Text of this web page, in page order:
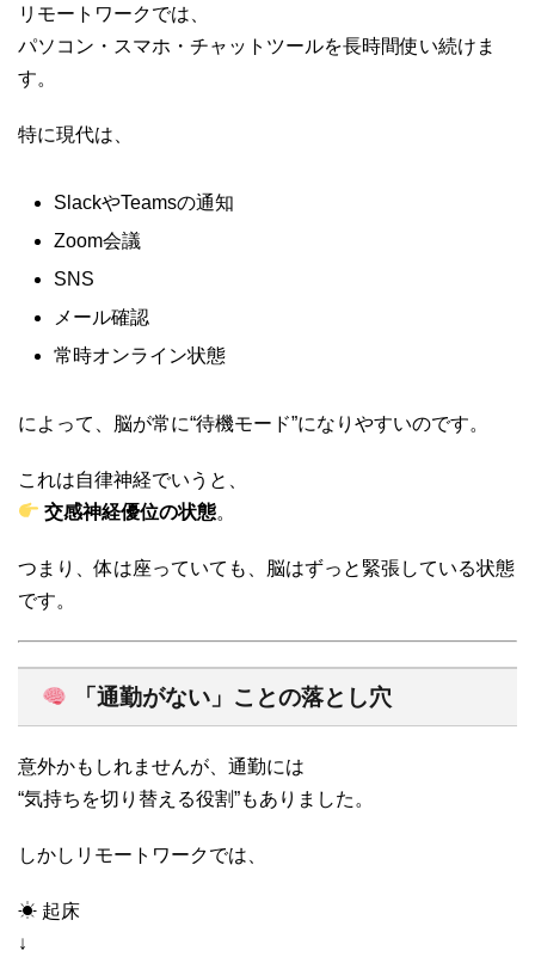
リモートワークでは、
パソコン・スマホ・チャットツールを長時間使い続けま
す。
特に現代は、
SlackやTeamsの通知
Zoom会議
SNS
メール確認
常時オンライン状態
によって、脳が常に“待機モード”になりやすいのです。
これは自律神経でいうと、
交感神経優位の状態。
つまり、体は座っていても、脳はずっと緊張している状態
です。
「通勤がない」ことの落とし穴
意外かもしれませんが、通勤には
“気持ちを切り替える役割”もありました。
しかしリモートワークでは、
☀ 起床
↓